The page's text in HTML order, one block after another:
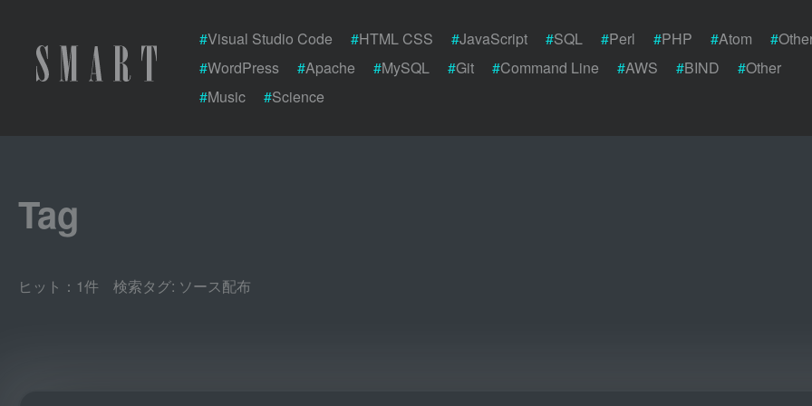
#Visual Studio Code #HTML CSS #JavaScript #SQL #Perl #PHP #Atom #
#WordPress #Apache #MySQL #Git #Command Line #AWS #BIND #Other
#Music #Science
Tag
ヒット：1件 検索タグ: ソース配布